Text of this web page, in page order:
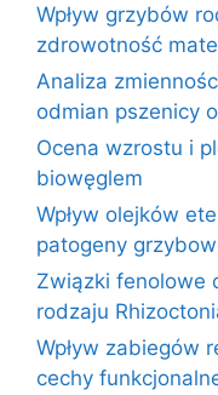
Wpływ grzybów
zdrowotność
Analiza
odmian pszenicy
Ocena wzrostu i
biowęglem
Wpływ olejków
patogeny
Związki fenolowe
rodzaju
Wpływ zabiegów
cechy